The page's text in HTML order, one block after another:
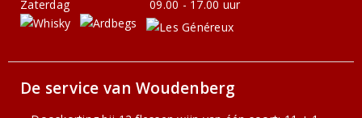
Zaterdag
09.00 - 17.00 uur
De service van Woudenberg